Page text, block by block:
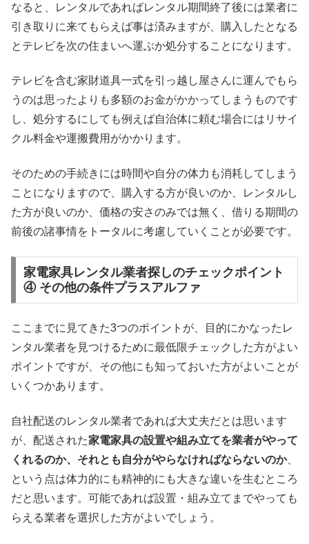
なると、レンタルであればレンタル期間終了後には業者に
引き取りに来てもらえば事は済みますが、購入したとなる
とテレビを次の住まいへ運ぶか処分することになります。
テレビを含む家財道具一式を引っ越し屋さんに運んでもら
うのは思ったよりも多額のお金がかかってしまうものです
し、処分するにしても例えば自治体に頼む場合にはリサイ
クル料金や運搬費用がかかります。
そのための手続きには時間や自分の体力も消耗してしまう
ことになりますので、購入する方が良いのか、レンタルし
た方が良いのか、価格の安さのみでは無く、借りる期間の
前後の諸事情をトータルに考慮していくことが必要です。
家電家具レンタル業者探しのチェックポイント
④ その他の条件プラスアルファ
ここまでに見てきた3つのポイントが、目的にかなったレ
ンタル業者を見つけるために最低限チェックした方がよい
ポイントですが、その他にも知っておいた方がよいことが
いくつかあります。
自社配送のレンタル業者であれば大丈夫だとは思います
が、配送された家電家具の設置や組み立てを業者がやって
くれるのか、それとも自分がやらなければならないのか、
という点は体力的にも精神的にも大きな違いを生むところ
だと思います。可能であれば設置・組み立てまでやっても
らえる業者を選択した方がよいでしょう。